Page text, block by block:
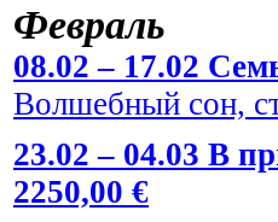
Февраль
08.02 – 17.02
Волшебный сон,
23.02 – 04.03 В
2250,00 €